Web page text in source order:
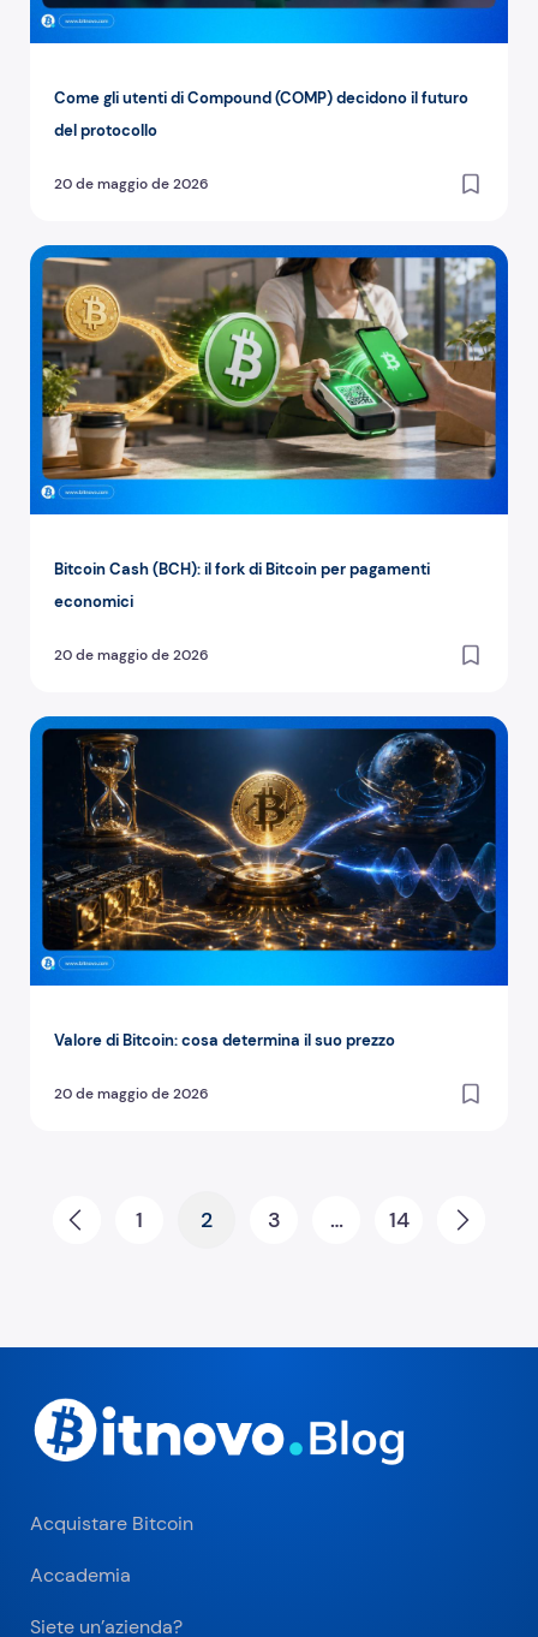
Come gli utenti di Compound (COMP) decidono il futuro
del protocollo
20 de maggio de 2026
Bitcoin Cash (BCH): il fork di Bitcoin per pagamenti
economici
20 de maggio de 2026
Bitcoin Cash (BCH): il fork di Bitcoin per pagamenti
Valore di Bitcoin: cosa determina il suo prezzo
20 de maggio de 2026
Valore di Bitcoin: cosa determina il suo prezzo
Paginazione degli articoli
Prev 1 2 3 … 14 Next
Acquistare Bitcoin
Accademia
Siete un’azienda?